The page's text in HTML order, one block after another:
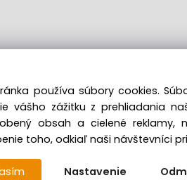
Odstúpenie od kúpnej
Copyright ©
používa súbory cookies.
vášho zážitku z prehliadania
obsah a cielené reklamy,
toho, odkiaľ naši návštevníci
Nastavenie